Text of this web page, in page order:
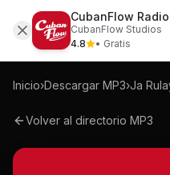
Mp3 Ja-
Inicio›Descargar MP3›Ja
Volver al directorio MP3
CubanFlow Radio
CubanFlow Studios
4.8
• Gratis